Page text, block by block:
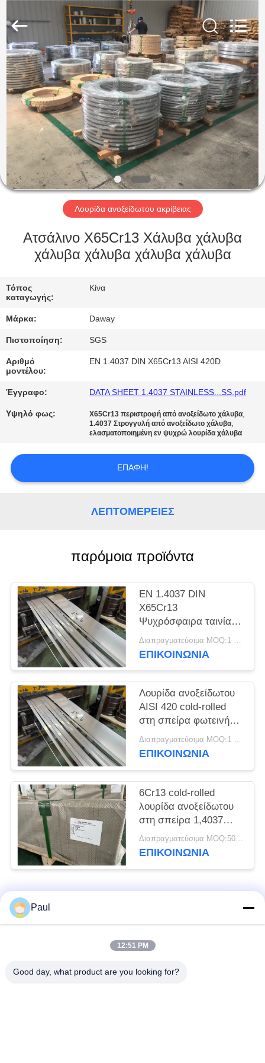
ΣΠΊΤΙ
ΠΡΟΪΌΝΤΑ
ΒΊΝΤΕΟ
ΠΕΡΊΠΟΥ
ΕΜΕΊΣ
ΓΎΡΟΣ
ΕΡΓΟΣΤΑΣΊΩΝ
ΠΟΙΟΤΙΚΌΣ
ΈΛΕΓΧΟΣ
ΜΑΣ
ΕΛΆΤΕ
ΣΕ
ΜΕ
ΖΗΤΉΣΤΕ
ΈΝΑ
POLICY
Co.,
Ltd.
Rights
Reserved.
Λουρίδα ανοξείδωτου ακρίβειας
Ατσάλινο X65Cr13 Χάλυβα χάλυβα
χάλυβα χάλυβα χάλυβα χάλυβα
Τόπος
καταγωγής:
Κίνα
Μάρκα: Daway
Πιστοποίηση: SGS
Αριθμό
μοντέλου:
EN 1.4037 DIN X65Cr13 AISI 420D
Έγγραφο: DATA SHEET 1.4037 STAINLESS...SS.pdf
Υψηλό φως: X65Cr13 περιστροφή από ανοξείδωτο χάλυβα,
1.4037 Στρογγυλή από ανοξείδωτο χάλυβα,
ελασματοποιημένη εν ψυχρώ λουρίδα χάλυβα
ΕΠΑΦΉ!
ΛΕΠΤΟΜΈΡΕΙΕΣ
παρόμοια προϊόντα
EN 1.4037 DIN
X65Cr13
Ψυχρόσφαιρα ταινία
από ανοξείδωτο
χάλυβα σε τροχιά
Διαπραγματεύσιμα MOQ:1 τόνος
ΕΠΙΚΟΙΝΩΝΊΑ
Λουρίδα ανοξείδωτου
AISI 420 cold-rolled
στη σπείρα φωτεινή
ανοπτημένη επιφάνεια
2B
Διαπραγματεύσιμα MOQ:1 τόνος
ΕΠΙΚΟΙΝΩΝΊΑ
6Cr13 cold-rolled
λουρίδα ανοξείδωτου
στη σπείρα 1,4037
που ανοπτείται
Διαπραγματεύσιμα MOQ:500 κιλά
ΕΠΙΚΟΙΝΩΝΊΑ
Λαϊκή κατηγορία
Σκληραίνοντας
Paul
12:51 PM
Good day, what product are you looking for?